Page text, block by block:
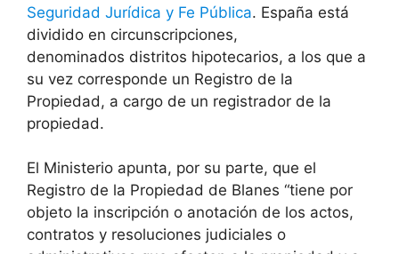
Seguridad Jurídica y Fe Pública. España está
dividido en circunscripciones,
denominados distritos hipotecarios, a los que a
su vez corresponde un Registro de la
Propiedad, a cargo de un registrador de la
propiedad.
El Ministerio apunta, por su parte, que el
Registro de la Propiedad de Blanes “tiene por
objeto la inscripción o anotación de los actos,
contratos y resoluciones judiciales o